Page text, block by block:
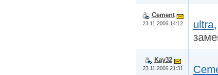
Cement
23.11.2006 14:12 ultra
Kay32
23.11.2006 21:31